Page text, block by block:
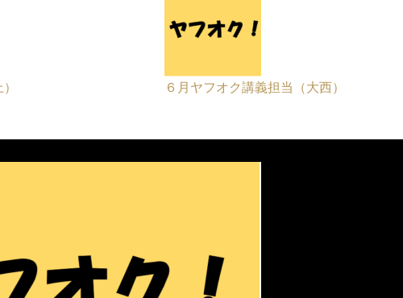
６月ヤフオク講義担当（大西）